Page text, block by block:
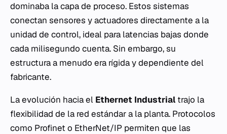
dominaba la capa de proceso. Estos sistemas
conectan sensores y actuadores directamente a la
unidad de control, ideal para latencias bajas donde
cada milisegundo cuenta. Sin embargo, su
estructura a menudo era rígida y dependiente del
fabricante.
La evolución hacia el Ethernet Industrial trajo la
flexibilidad de la red estándar a la planta. Protocolos
como Profinet o EtherNet/IP permiten que las